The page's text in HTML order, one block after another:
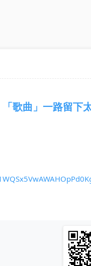
「歌曲」一路留下